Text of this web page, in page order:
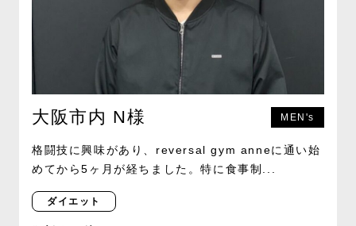
大阪市内 N様 MEN's
格闘技に興味があり、reversal gym anneに通い始
めてから5ヶ月が経ちました。特に食事制...
ダイエット